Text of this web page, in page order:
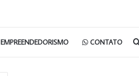
EMPREENDEDORISMO CONTATO